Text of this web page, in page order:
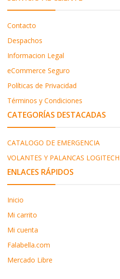
Contacto
Despachos
Informacion Legal
eCommerce Seguro
Políticas de Privacidad
Términos y Condiciones
CATEGORÍAS DESTACADAS
CATALOGO DE EMERGENCIA
VOLANTES Y PALANCAS LOGITECH
ENLACES RÁPIDOS
Inicio
Mi carrito
Mi cuenta
Falabella.com
Mercado Libre